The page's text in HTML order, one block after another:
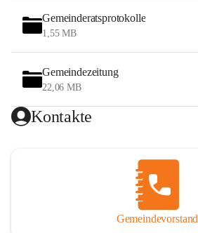
Gemeinderatsprotokolle
1,55 MB
Gemeindezeitung
22,06 MB
Kontakte
Gemeindevorstand